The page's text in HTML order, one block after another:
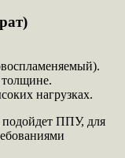
нагрузках.
ППУ, для